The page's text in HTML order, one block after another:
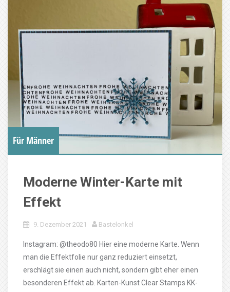
Für Männer
Moderne Winter-Karte mit
Effekt
9. Dezember 2021 Bastelonkel
Instagram: @theodo80 Hier eine moderne Karte. Wenn
man die Effektfolie nur ganz reduziert einsetzt,
erschlägt sie einen auch nicht, sondern gibt eher einen
besonderen Effekt ab. Karten-Kunst Clear Stamps KK-